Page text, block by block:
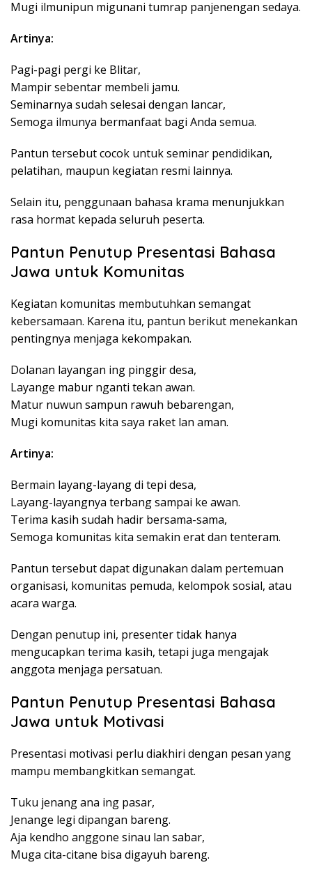
Mugi ilmunipun migunani tumrap panjenengan sedaya.
Artinya:
Pagi-pagi pergi ke Blitar,
Mampir sebentar membeli jamu.
Seminarnya sudah selesai dengan lancar,
Semoga ilmunya bermanfaat bagi Anda semua.
Pantun tersebut cocok untuk seminar pendidikan,
pelatihan, maupun kegiatan resmi lainnya.
Selain itu, penggunaan bahasa krama menunjukkan
rasa hormat kepada seluruh peserta.
Pantun Penutup Presentasi Bahasa
Jawa untuk Komunitas
Kegiatan komunitas membutuhkan semangat
kebersamaan. Karena itu, pantun berikut menekankan
pentingnya menjaga kekompakan.
Dolanan layangan ing pinggir desa,
Layange mabur nganti tekan awan.
Matur nuwun sampun rawuh bebarengan,
Mugi komunitas kita saya raket lan aman.
Artinya:
Bermain layang-layang di tepi desa,
Layang-layangnya terbang sampai ke awan.
Terima kasih sudah hadir bersama-sama,
Semoga komunitas kita semakin erat dan tenteram.
Pantun tersebut dapat digunakan dalam pertemuan
organisasi, komunitas pemuda, kelompok sosial, atau
acara warga.
Dengan penutup ini, presenter tidak hanya
mengucapkan terima kasih, tetapi juga mengajak
anggota menjaga persatuan.
Pantun Penutup Presentasi Bahasa
Jawa untuk Motivasi
Presentasi motivasi perlu diakhiri dengan pesan yang
mampu membangkitkan semangat.
Tuku jenang ana ing pasar,
Jenange legi dipangan bareng.
Aja kendho anggone sinau lan sabar,
Muga cita-citane bisa digayuh bareng.